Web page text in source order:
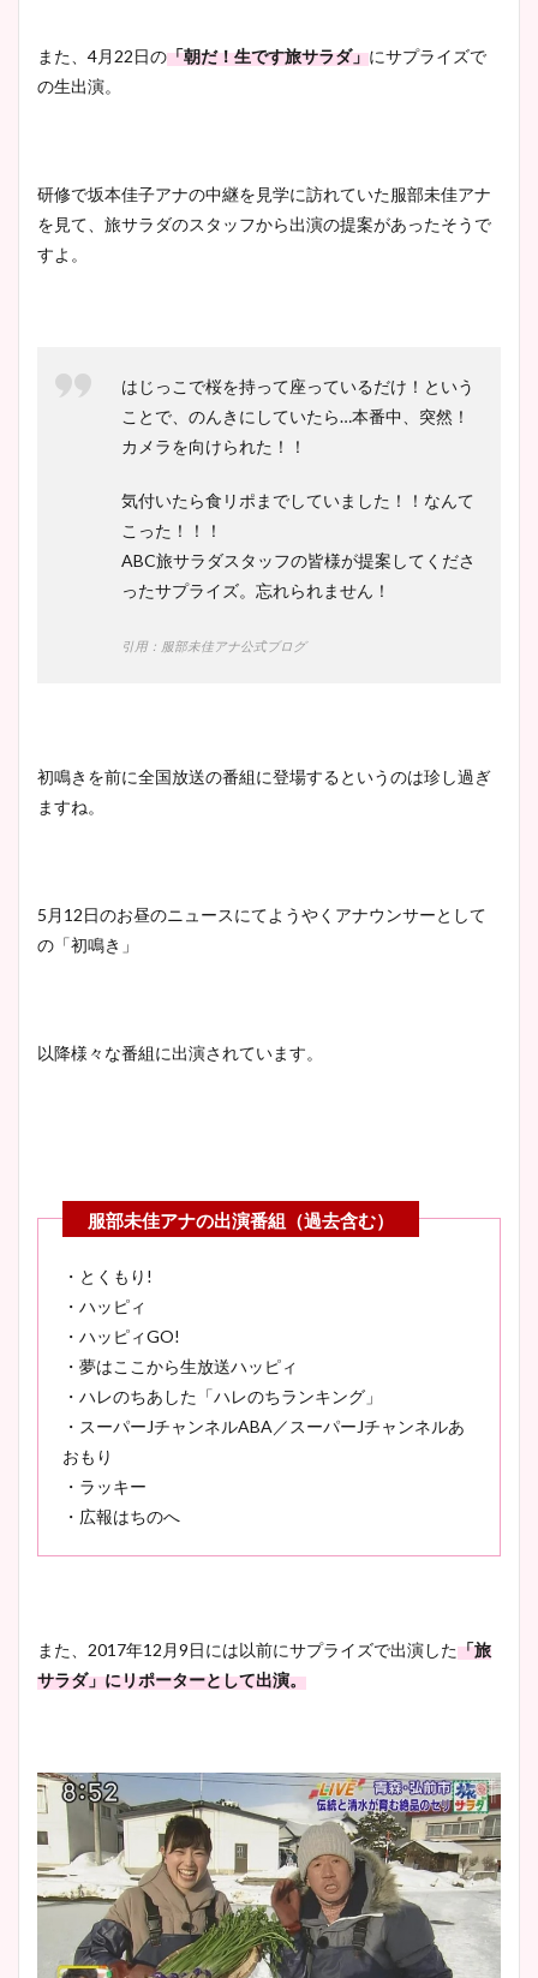
また、4月22日の「朝だ！生です旅サラダ」にサプライズで
の生出演。
研修で坂本佳子アナの中継を見学に訪れていた服部未佳アナ
を見て、旅サラダのスタッフから出演の提案があったそうで
すよ。
はじっこで桜を持って座っているだけ！という
ことで、のんきにしていたら…本番中、突然！
カメラを向けられた！！
気付いたら食リポまでしていました！！なんて
こった！！！
ABC旅サラダスタッフの皆様が提案してくださ
ったサプライズ。忘れられません！
引用：服部未佳アナ公式ブログ
初鳴きを前に全国放送の番組に登場するというのは珍し過ぎ
ますね。
5月12日のお昼のニュースにてようやくアナウンサーとして
の「初鳴き」
以降様々な番組に出演されています。
・とくもり!
・ハッピィ
・ハッピィGO!
・夢はここから生放送ハッピィ
・ハレのちあした「ハレのちランキング」
・スーパーJチャンネルABA／スーパーJチャンネルあ
おもり
・ラッキー
・広報はちのへ
また、2017年12月9日には以前にサプライズで出演した「旅
サラダ」にリポーターとして出演。